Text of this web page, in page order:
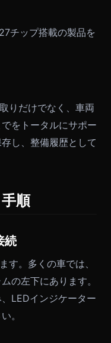
チップ搭載の製品を
りだけでなく、車両
をトータルにサポー
し、整備履歴として
順
続
す。多くの車では、
の左下にあります。
LEDインジケーター
。